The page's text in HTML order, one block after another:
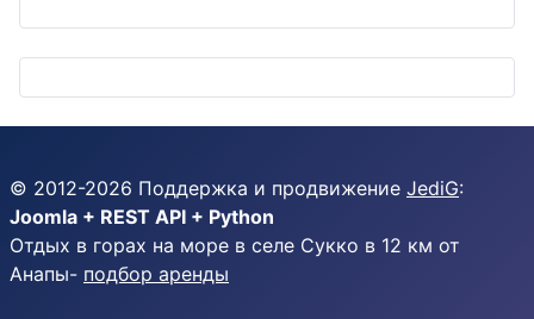
© 2012-2026 Поддержка и продвижение JediG:
Joomla + REST API + Python
Отдых в горах на море в селе Сукко в 12 км от
Анапы- подбор аренды